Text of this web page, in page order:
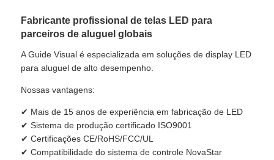
Fabricante profissional de telas LED para
parceiros de aluguel globais
A Guide Visual é especializada em soluções de display LED
para aluguel de alto desempenho.
Nossas vantagens:
✔ Mais de 15 anos de experiência em fabricação de LED
✔ Sistema de produção certificado ISO9001
✔ Certificações CE/RoHS/FCC/UL
✔ Compatibilidade do sistema de controle NovaStar